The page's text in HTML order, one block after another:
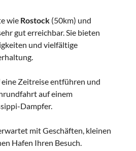
wie Rostock (50km) und
gut erreichbar. Sie bieten
und vielfältige
eine Zeitreise entführen und
auf einem
Dampfer.
mit Geschäften, kleinen
Hafen Ihren Besuch.